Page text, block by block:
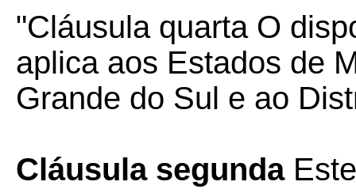
"Cláusula quarta O
aplica aos Estados de
Grande do Sul e ao
Cláusula segunda